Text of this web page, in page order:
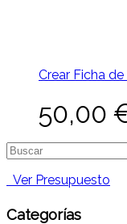
Crear Ficha
50,00
Buscar:
Ver Presupuesto
Categorías